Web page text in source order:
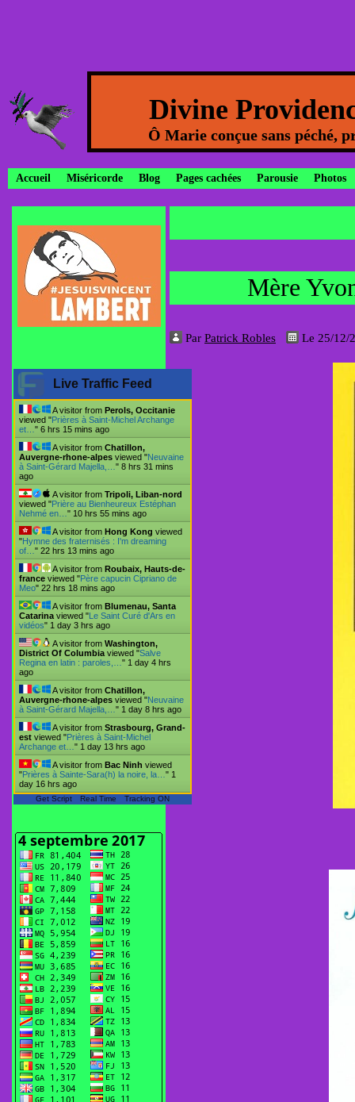
Divine
Ô Marie conçue sans péché,
Accueil Miséricorde Blog Pages cachées Parousie Photos
Live Traffic Feed
A visitor from Perols, Occitanie
viewed "Prières à Saint-Michel Archange
et… " 6 hrs 15 mins ago
A visitor from Chatillon,
Auvergne-rhone-alpes viewed "Neuvaine
à Saint-Gérard Majella,… " 8 hrs 31 mins
ago
A visitor from Tripoli, Liban-nord
viewed "Prière au Bienheureux Estéphan
Nehmé en… " 10 hrs 55 mins ago
A visitor from Hong Kong viewed
"Hymne des fraternisés : I'm dreaming
of… " 22 hrs 13 mins ago
A visitor from Roubaix, Hauts-de-
france viewed "Père capucin Cipriano de
Meo" 22 hrs 18 mins ago
A visitor from Blumenau, Santa
Catarina viewed "Le Saint Curé d'Ars en
vidéos" 1 day 3 hrs ago
A visitor from Washington,
District Of Columbia viewed "Salve
Regina en latin : paroles,… " 1 day 4 hrs
ago
A visitor from Chatillon,
Auvergne-rhone-alpes viewed "Neuvaine
à Saint-Gérard Majella,… " 1 day 8 hrs ago
A visitor from Strasbourg, Grand-
est viewed "Prières à Saint-Michel
Archange et… " 1 day 13 hrs ago
A visitor from Bac Ninh viewed
"Prières à Sainte-Sara(h) la noire, la… " 1
day 16 hrs ago
Get Script Real Time Tracking ON
Mère
Par Patrick Robles Le 25/12/